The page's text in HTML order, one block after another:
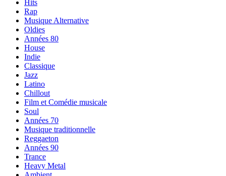
Hits
Rap
Musique Alternative
Oldies
Années 80
House
Indie
Classique
Jazz
Latino
Chillout
Film et Comédie musicale
Soul
Années 70
Musique traditionnelle
Reggaeton
Années 90
Trance
Heavy Metal